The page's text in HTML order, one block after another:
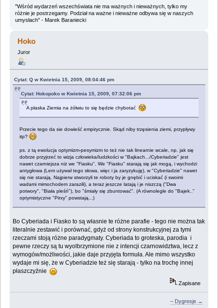
"Wśród wydarzeń wszechświata nie ma ważnych i nieważnych, tylko my
różnie je postrzegamy. Podział na ważne i nieważne odbywa się w naszych
umysłach" - Marek Baraniecki
Hoko
Juror
Cytat: Q w Kwietnia 15, 2009, 08:04:46 pm
Cytat: Hokopoko w Kwietnia 15, 2009, 07:32:06 pm
A płaska Ziemia na żółwiu to się będzie chybotać
Przecie tego da sie dowieść empirycznie. Skąd niby trzęsienia ziemi, przypływy
itp?
ps. z tą ewolucja optymizm-pesymizm to też nie tak linearnie wcale, np. jak się
dobrze przyjrzeć to wizja człowieka/ludzkości w "Bajkach.../Cyberiadzie" jest
nawet czarniejsza niż we "Fiasku". We "Fiasku" starają się jak mogą, i wychodzi
antygłowa (Lem używał tego słowa, więc i ja zaryzykuję), w "Cyberiadzie" nawet
się nie starają. Najpierw stworzyli te roboty by je gnębić i uciskać (i swoimi
wadami mimochodem zarazili), a teraz jeszcze latają i je niszczą ("Dwa
potwory", "Biała pleśń"), bo "śmiały się zbuntować". (A równolegle do "Bajek.."
optymistyczne "Pirxy" powstają...)
Bo Cyberiada i Fiasko to są własnie te różne parafie - tego nie można tak
literalnie zestawić i porównać, gdyż od strony konstrukcyjnej za tymi
rzeczami stoją różne paradygmaty. Cyberiada to groteska, parodia i
pewne rzeczy są tu wyolbrzymione nie z intencji czarnowidztwa, lecz z
wymogów/możliwości, jakie daje przyjęta formuła. Ale mimo wszystko
wydaje mi się, że w Cyberiadzie też się starają - tylko na trochę innej
płaszczyźnie
Zapisane
– Dygresje →